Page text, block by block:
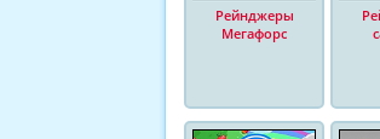
Рейнджеры
Мегафорс